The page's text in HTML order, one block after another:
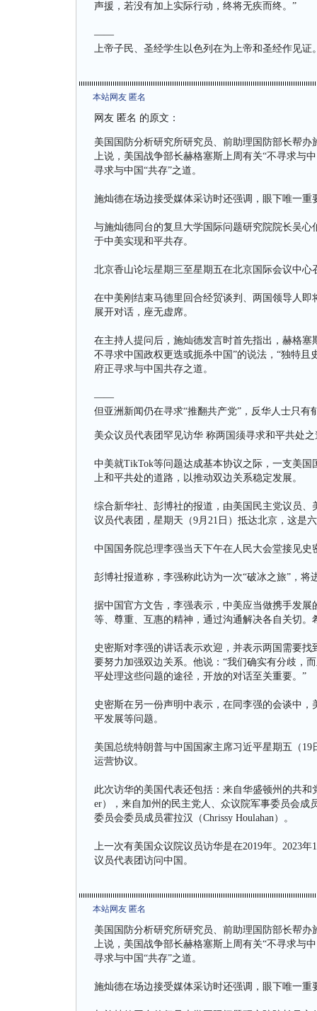
声援，若没有加上实际行动，终将无疾而终。”
——
上帝子民、圣经学生以色列在为上帝和圣经作见
本站网友 匿名
网友 匿名 的原文：
美国国防分析研究所研究员、前助理国防部长帮办
上说，美国战争部长赫格塞斯上周有关“不寻求与
寻求与中国“共存”之道。
施灿德在场边接受媒体采访时还强调，眼下唯一
与施灿德同台的复旦大学国际问题研究院院长吴
于中美实现和平共存。
北京香山论坛星期三至星期五在北京国际会议中心
在中美刚结束马德里回合经贸谈判、两国领导人
展开对话，座无虚席。
在主持人提问后，施灿德发言时首先指出，赫格
不寻求中国政权更迭或扼杀中国”的说法，“独特
府正寻求与中国共存之道。
——
但亚洲新闻仍在寻求“推翻共产党”，反华人士只有
美众议员代表团罕见访华 称两国须寻求和平共处之
中美就TikTok等问题达成基本协议之际，一支美
上和平共处的道路，以推动双边关系稳定发展。
综合新华社、彭博社的报道，由美国民主党议员
议员代表团，星期天（9月21日）抵达北京，这是
中国国务院总理李强当天下午在人民大会堂接见史
彭博社报道称，李强称此访为一次“破冰之旅”，将
据中国官方文告，李强表示，中美应当做携手发
等、尊重、互惠的精神，通过沟通解决各自关切
史密斯对李强的讲话表示欢迎，并表示两国需要
要努力加强双边关系。他说：“我们确实有分歧，
平处理这些问题的途径，开放的对话至关重要。”
史密斯在另一份声明中表示，在同李强的会谈中
平发展等问题。
美国总统特朗普与中国国家主席习近平星期五（
运营协议。
此次访华的美国代表还包括：来自华盛顿州的共和
er），来自加州的民主党人、众议院军事委员会成
委员会委员成员霍拉汉（Chrissy Houlahan）。
上一次有美国众议院议员访华是在2019年。2023
议员代表团访问中国。
本站网友 匿名
美国国防分析研究所研究员、前助理国防部长帮办
上说，美国战争部长赫格塞斯上周有关“不寻求与
寻求与中国“共存”之道。
施灿德在场边接受媒体采访时还强调，眼下唯一